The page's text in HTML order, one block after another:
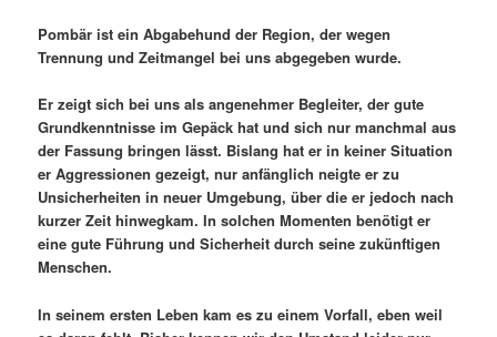
Pombär ist ein Abgabehund der Region, der wegen
Trennung und Zeitmangel bei uns abgegeben wurde.
Er zeigt sich bei uns als angenehmer Begleiter, der gute
Grundkenntnisse im Gepäck hat und sich nur manchmal aus
der Fassung bringen lässt. Bislang hat er in keiner Situation
er Aggressionen gezeigt, nur anfänglich neigte er zu
Unsicherheiten in neuer Umgebung, über die er jedoch nach
kurzer Zeit hinwegkam. In solchen Momenten benötigt er
eine gute Führung und Sicherheit durch seine zukünftigen
Menschen.
In seinem ersten Leben kam es zu einem Vorfall, eben weil